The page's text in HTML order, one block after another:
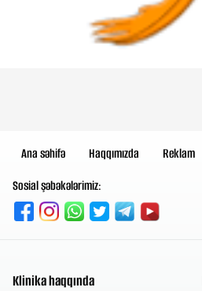
Ana səhifə Haqqımızda Reklam
Sosial şəbəkələrimiz:
Klinika haqqında